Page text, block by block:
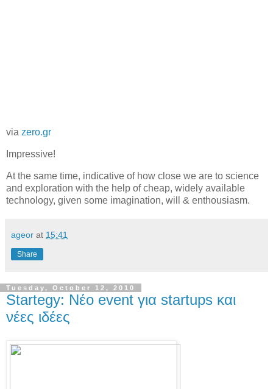
via zero.gr
Impressive!
At the same time, indicative of how close we are to science
and exploration with the help of cheap, widely available
technology, given some imagination, will & enthousiasm.
ageor at 15:41
Share
Tuesday, October 12, 2010
Startegy: Νέο event για startups και
νέες ιδέες